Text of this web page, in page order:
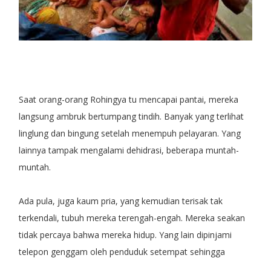
Saat orang-orang Rohingya tu mencapai pantai, mereka
langsung ambruk bertumpang tindih. Banyak yang terlihat
linglung dan bingung setelah menempuh pelayaran. Yang
lainnya tampak mengalami dehidrasi, beberapa muntah-
muntah.
Ada pula, juga kaum pria, yang kemudian terisak tak
terkendali, tubuh mereka terengah-engah. Mereka seakan
tidak percaya bahwa mereka hidup. Yang lain dipinjami
telepon genggam oleh penduduk setempat sehingga